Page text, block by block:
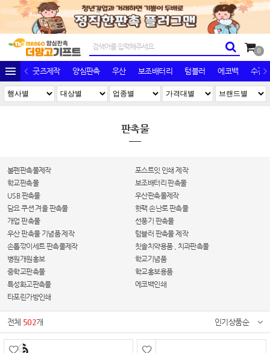
0
굿즈제작 양심판촉 우산 보조배터리 텀블러 에코백 수건/
판촉물
볼펜판촉물제작
포스트잇 인쇄 제작
학교판촉물
보조배터리 판촉물
USB 판촉물
우산판촉물제작
담요 쿠션 겨울 판촉물
핫팩 손난로 판촉물
개업 판촉물
선풍기 판촉물
우산 판촉물 기념품 제작
텀블러 판촉물 제작
손톱깎이세트 판촉물제작
칫솔치약용품 , 치과판촉물
병원개원홍보
학교기념품
중학교판촉물
학교홍보용품
특성화고판촉물
에코백인쇄
타포린가방인쇄
전체 502개 인기상품순